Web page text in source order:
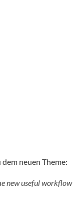
neuen Theme:
new useful workflow